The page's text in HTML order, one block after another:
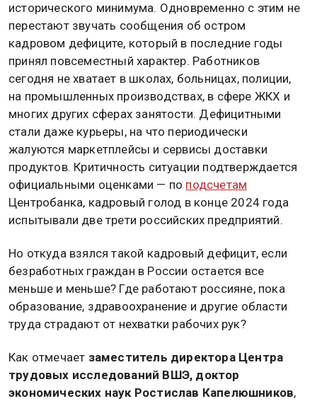
исторического минимума. Одновременно с этим не
перестают звучать сообщения об остром
кадровом дефиците, который в последние годы
принял повсеместный характер. Работников
сегодня не хватает в школах, больницах, полиции,
на промышленных производствах, в сфере ЖКХ и
многих других сферах занятости. Дефицитными
стали даже курьеры, на что периодически
жалуются маркетплейсы и сервисы доставки
продуктов. Критичность ситуации подтверждается
официальными оценками — по подсчетам
Центробанка, кадровый голод в конце 2024 года
испытывали две трети российских предприятий.
Но откуда взялся такой кадровый дефицит, если
безработных граждан в России остается все
меньше и меньше? Где работают россияне, пока
образование, здравоохранение и другие области
труда страдают от нехватки рабочих рук?
Как отмечает заместитель директора Центра
трудовых исследований ВШЭ, доктор
экономических наук Ростислав Капелюшников,